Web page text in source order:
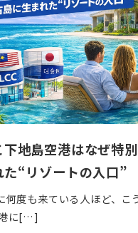
下地島空港はなぜ特
た“リゾートの入口”
何度も来ている人ほど、こ
に[…]